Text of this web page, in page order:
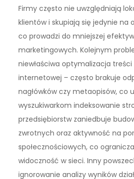
Firmy często nie uwzględniają
klientów i skupiają się jedynie na
co prowadzi do mniejszej
marketingowych. Kolejnym
niewłaściwa optymalizacja
internetowej – często brakuje
nagłówków czy metaopisów, co
wyszukiwarkom indeksowanie
przedsiębiorstw zaniedbuje
zwrotnych oraz aktywność na
społecznościowych, co
widoczność w sieci. Inny
ignorowanie analizy wyników